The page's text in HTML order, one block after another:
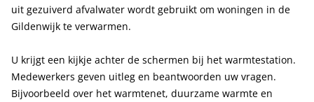
uit gezuiverd afvalwater wordt gebruikt om woningen in de
Gildenwijk te verwarmen.
U krijgt een kijkje achter de schermen bij het warmtestation.
Medewerkers geven uitleg en beantwoorden uw vragen.
Bijvoorbeeld over het warmtenet, duurzame warmte en